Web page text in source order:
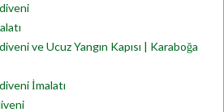
ve Ucuz Yangın Kapısı | Karaboğa
İmalatı